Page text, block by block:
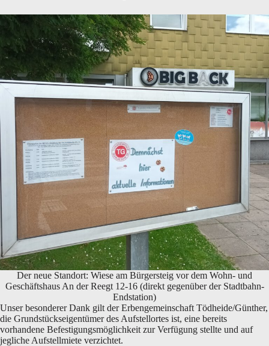
Der neue Standort: Wiese am Bürgersteig vor dem Wohn- und
Geschäftshaus An der Reegt 12-16 (direkt gegenüber der Stadtbahn-
Endstation)
Unser besonderer Dank gilt der Erbengemeinschaft Tödheide/Günther,
die Grundstückseigentümer des Aufstellortes ist, eine bereits
vorhandene Befestigungsmöglichkeit zur Verfügung stellte und auf
jegliche Aufstellmiete verzichtet.